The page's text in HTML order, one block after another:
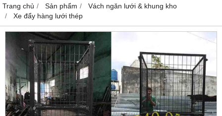
Trang chủ Sản phẩm
Vách ngăn lưới & khung kho
Xe đẩy hàng lưới thép